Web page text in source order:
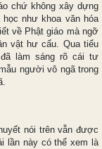
chứ không xây dựng
như khoa văn hóa
về Phật giáo mà ngỡ
vật hư cấu. Qua tiểu
đã làm sáng rõ cái tư
người vô ngã trong
nói trên vẫn được
lần này có thể xem là